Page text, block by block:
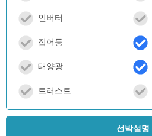
인버터
집어등
태양광
트러스트
선박설명